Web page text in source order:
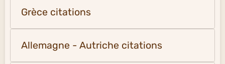
Grèce citations
Allemagne - Autriche citations